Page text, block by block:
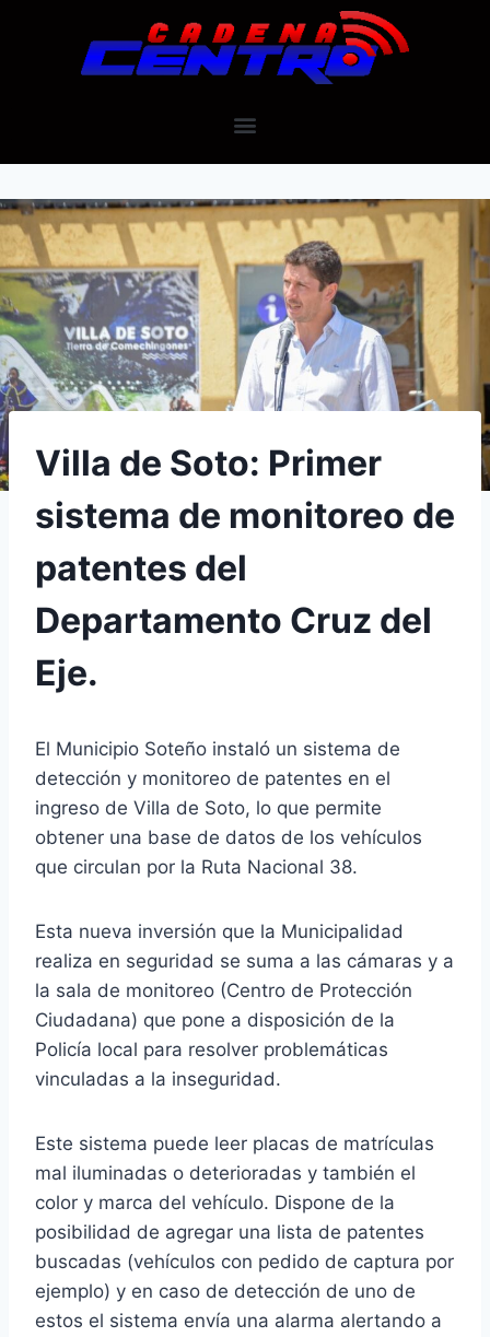
Villa de Soto: Primer
sistema de monitoreo de
patentes del
Departamento Cruz del
Eje.
El Municipio Soteño instaló un sistema de
detección y monitoreo de patentes en el
ingreso de Villa de Soto, lo que permite
obtener una base de datos de los vehículos
que circulan por la Ruta Nacional 38.
Esta nueva inversión que la Municipalidad
realiza en seguridad se suma a las cámaras y a
la sala de monitoreo (Centro de Protección
Ciudadana) que pone a disposición de la
Policía local para resolver problemáticas
vinculadas a la inseguridad.
Este sistema puede leer placas de matrículas
mal iluminadas o deterioradas y también el
color y marca del vehículo. Dispone de la
posibilidad de agregar una lista de patentes
buscadas (vehículos con pedido de captura por
ejemplo) y en caso de detección de uno de
estos el sistema envía una alarma alertando a